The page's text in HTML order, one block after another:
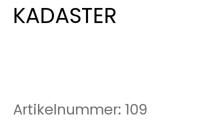
KADASTER
Artikelnummer: 109